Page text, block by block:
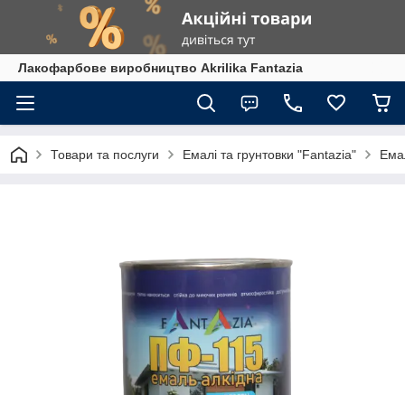
Лакофарбове виробництво Akrilika Fantazia
Товари та послуги Емалі та грунтовки "Fantazia"